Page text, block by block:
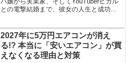
との電撃結婚まで、彼女の人生と成功の
2027年に5万円エアコンが消え
る!? 本当に「安いエアコン」が買
えなくなる理由と対策